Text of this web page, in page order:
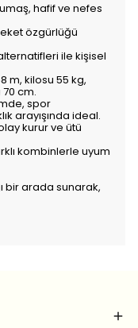
hafif ve nefes
özgürlüğü
ile kişisel
m, kilosu 55 kg,
cm.
spor
arayışında ideal.
kurur ve ütü
kombinlerle uyum
bir arada sunarak,